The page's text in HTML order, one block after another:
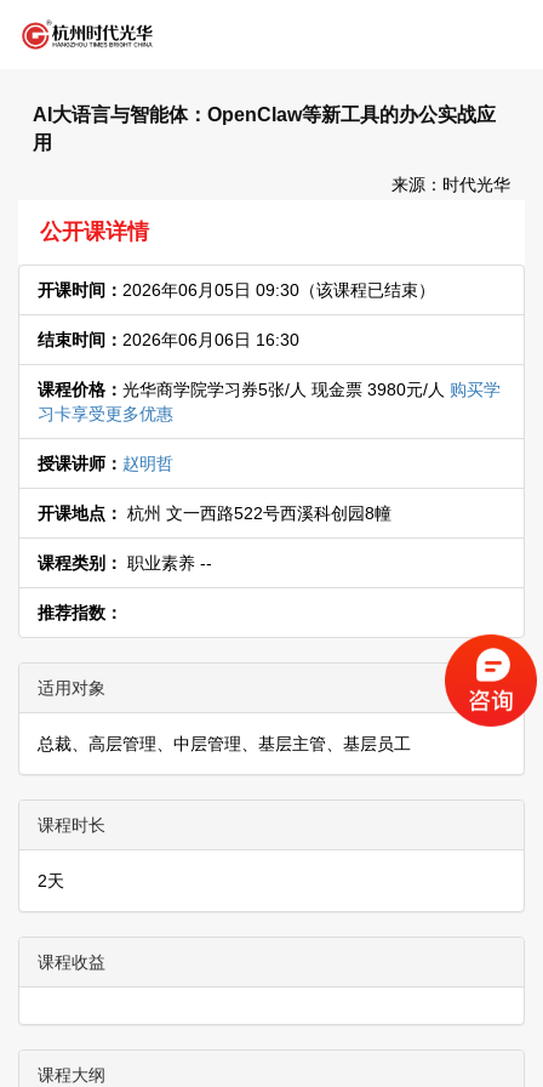
AI大语言与智能体：OpenClaw等新工具的办公实战应
用
来源：时代光华
公开课详情
开课时间： 2026年06月05日 09:30 （该课程已结束）
结束时间： 2026年06月06日 16:30
课程价格： 光华商学院学习券5张/人 现金票 3980元/人 购买学
习卡享受更多优惠
授课讲师： 赵明哲
开课地点： 杭州 文一西路522号西溪科创园8幢
课程类别： 职业素养 --
推荐指数：
适用对象
总裁、高层管理、中层管理、基层主管、基层员工
课程时长
2天
课程收益
课程大纲